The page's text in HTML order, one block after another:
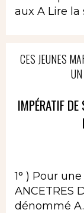
aux A Lire la
CES JEUNES
IMPÉRATIF
1° ) Pour
ANCETRES
dénommé